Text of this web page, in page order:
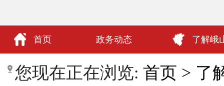
首页 政务动态 了解峨
政民互动
您现在正在浏览: 首页 > 了